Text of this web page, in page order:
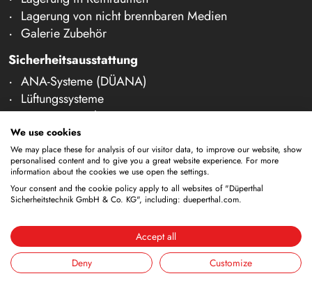
Lagerung von nicht brennbaren Medien
Galerie Zubehör
Sicherheitsausstattung
ANA-Systeme (DÜANA)
Lüftungssysteme
Reinigungstanks
Auffangwannen
Monitoring
Sicherheitsascher
Druckausgleichsventile
Notfallprodukte
Papierkörbe
Transport und Handling
We use cookies
We may place these for analysis of our visitor data, to improve our website, show
personalised content and to give you a great website experience. For more
information about the cookies we use open the settings.
Your consent and the cookie policy apply to all websites of "Düperthal
Sicherheitstechnik GmbH & Co. KG", including: dueperthal.com.
Accept all
Deny
Customize